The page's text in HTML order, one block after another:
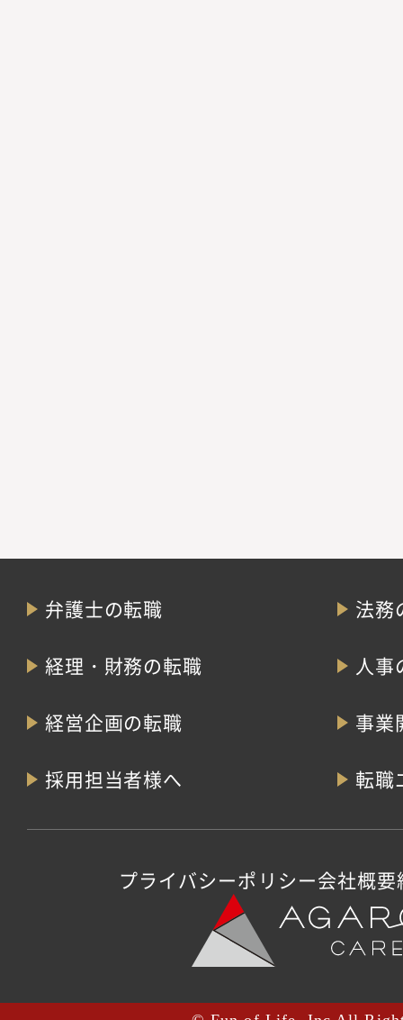
弁護士の転職 法務
経理・財務の転職 人事
経営企画の転職 事業
採用担当者様へ 転職
プライバシーポリシー会社概要